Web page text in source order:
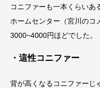
コニファーも一本くらいあ
ホームセンター（宮川のコ
3000~4000円ほどでした。
・這性コニファー
背が高くなるコニファーじ